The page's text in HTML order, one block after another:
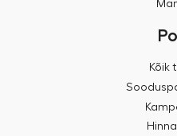
Kõik